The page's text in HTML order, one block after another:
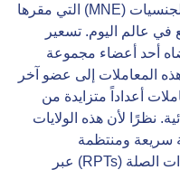
كيانات مجموعة الشركات المتعددة الجنسيات (MNE) التي مقرها
عالم اليوم. تسعير
أحد أعضاء مجموعة
المعاملات إلى عضو آخر
أعداداً متزايدة من
نظرًا لأن هذه الولايات
سريعة ومنتظمة
للمعلومات حول معاملات الأطراف ذات الصلة (RPTs) عبر